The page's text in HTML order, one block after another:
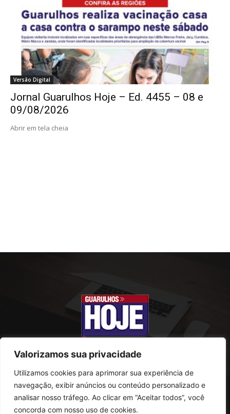
Valorizamos sua privacidade
Utilizamos cookies para aprimorar sua experiência de
navegação, exibir anúncios ou conteúdo personalizado e
analisar nosso tráfego. Ao clicar em “Aceitar todos”, você
concorda com nosso uso de cookies.
Versão Digital
Jornal Guarulhos Hoje – Ed. 4455 – 08 e
09/08/2026
Abrir em tela cheia
SOBRE NÓS
Rua Conselheiro Antonio Prado, 121